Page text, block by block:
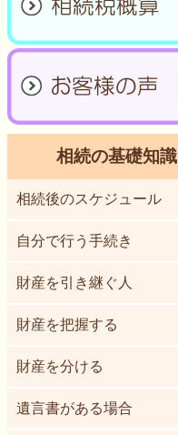
相続の基礎知識
相続後のスケジュール
自分で行う手続き
財産を引き継ぐ人
財産を把握する
財産を分ける
遺言書がある場合